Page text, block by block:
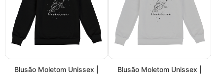
Moletom Com Zíper Unissex |
Sagitário | Quem ama não
aprisiona #govegan | P&B
Moletom Com Zíper Unissex |
Sagitário | Quem ama não
aprisiona #govegan | P&B